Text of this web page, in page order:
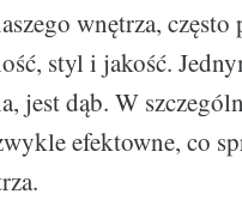
wnętrza,
styl i jakość.
jest dąb. W
efektowne, co